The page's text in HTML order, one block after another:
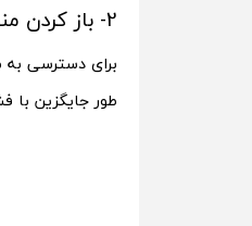
2- باز کردن منوی تنظیمات
طور جایگزین با